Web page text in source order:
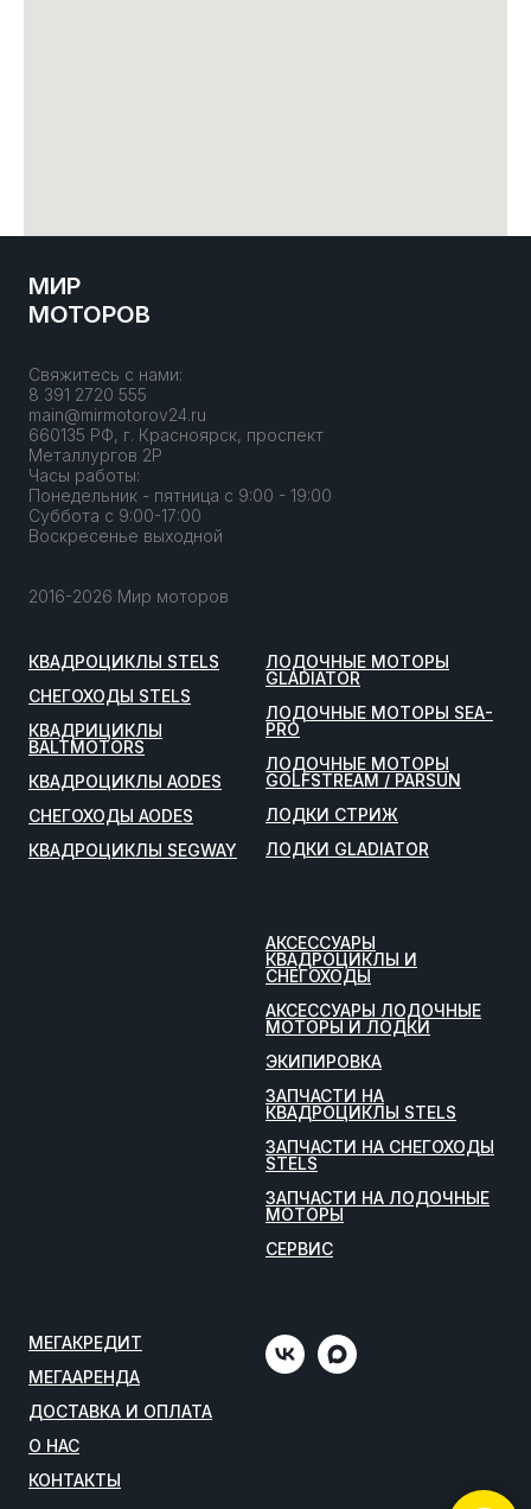
МИР
МОТОРОВ
Свяжитесь с нами:
8 391 2720 555
main@mirmotorov24.ru
660135 РФ, г. Красноярск, проспект
Металлургов 2Р
Часы работы:
Понедельник - пятница с 9:00 - 19:00
Суббота с 9:00-17:00
Воскресенье выходной
2016-2026 Мир моторов
КВАДРОЦИКЛЫ STELS
СНЕГОХОДЫ STELS
КВАДРИЦИКЛЫ
BALTMOTORS
КВАДРОЦИКЛЫ AODES
СНЕГОХОДЫ AODES
КВАДРОЦИКЛЫ SEGWAY
ЛОДОЧНЫЕ МОТОРЫ
GLADIATOR
ЛОДОЧНЫЕ МОТОРЫ SEA-
PRO
ЛОДОЧНЫЕ МОТОРЫ
GOLFSTREAM / PARSUN
ЛОДКИ СТРИЖ
ЛОДКИ GLADIATOR
АКСЕССУАРЫ
КВАДРОЦИКЛЫ И
СНЕГОХОДЫ
АКСЕССУАРЫ ЛОДОЧНЫЕ
МОТОРЫ И ЛОДКИ
ЭКИПИРОВКА
ЗАПЧАСТИ НА
КВАДРОЦИКЛЫ STELS
ЗАПЧАСТИ НА СНЕГОХОДЫ
STELS
ЗАПЧАСТИ НА ЛОДОЧНЫЕ
МОТОРЫ
СЕРВИС
МЕГАКРЕДИТ
МЕГААРЕНДА
ДОСТАВКА И ОПЛАТА
О НАС
КОНТАКТЫ